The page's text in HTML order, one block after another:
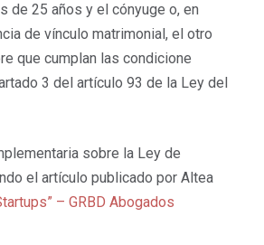
de 25 años y el cónyuge o, en
de vínculo matrimonial, el otro
que cumplan las condicione
3 del artículo 93 de la Ley del
sobre la Ley de
el artículo publicado por Altea
– GRBD Abogados